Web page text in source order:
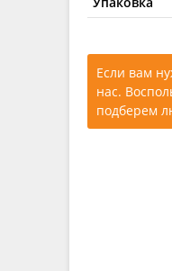
Если вам
нас.
подберем